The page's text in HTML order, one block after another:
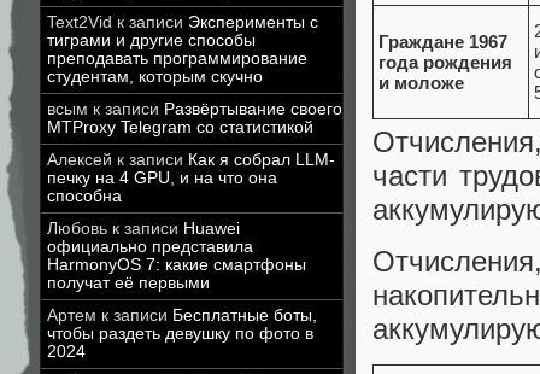
Text2Vid к записи Эксперименты с
тиграми и другие способы
преподавать программирование
студентам, которым скучно
всым к записи Развёртывание своего
MTProxy Telegram со статистикой
Алексей к записи Как я собрал LLM-
печку на 4 GPU, и на что она
способна
Любовь к записи Huawei
официально представила
HarmonyOS 7: какие смартфоны
получат её первыми
Артем к записи Бесплатные боты,
чтобы раздеть девушку по фото в
2024
Граждане 1967
года рождения
и моложе
части